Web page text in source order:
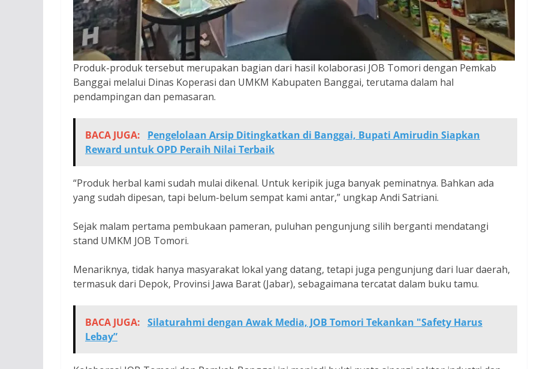
Produk-produk tersebut merupakan bagian dari hasil kolaborasi JOB Tomori dengan Pemkab
Banggai melalui Dinas Koperasi dan UMKM Kabupaten Banggai, terutama dalam hal
pendampingan dan pemasaran.
BACA JUGA:
Pengelolaan Arsip Ditingkatkan di Banggai, Bupati Amirudin Siapkan
Reward untuk OPD Peraih Nilai Terbaik
“Produk herbal kami sudah mulai dikenal. Untuk keripik juga banyak peminatnya. Bahkan ada
yang sudah dipesan, tapi belum-belum sempat kami antar,” ungkap Andi Satriani.
Sejak malam pertama pembukaan pameran, puluhan pengunjung silih berganti mendatangi
stand UMKM JOB Tomori.
Menariknya, tidak hanya masyarakat lokal yang datang, tetapi juga pengunjung dari luar daerah,
termasuk dari Depok, Provinsi Jawa Barat (Jabar), sebagaimana tercatat dalam buku tamu.
BACA JUGA: Silaturahmi dengan Awak Media, JOB Tomori Tekankan "Safety Harus
Lebay”